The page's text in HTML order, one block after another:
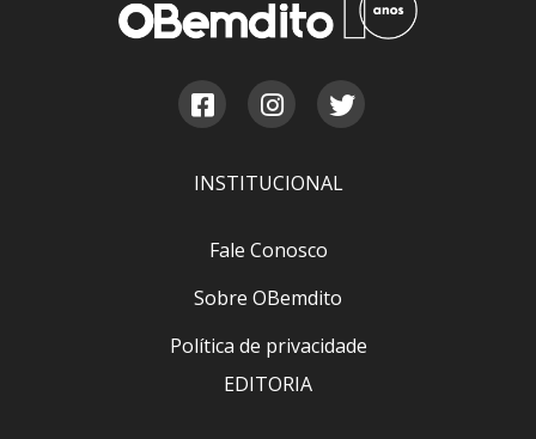
INSTITUCIONAL
Fale Conosco
Sobre OBemdito
Política de privacidade
EDITORIA